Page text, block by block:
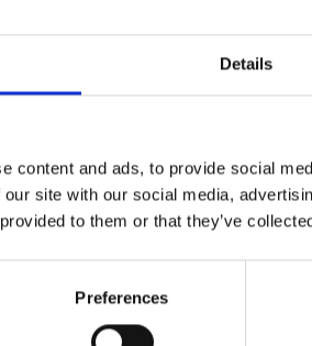
Details
content and ads, to provide social
site with our social media,
to them or that they’ve
Preferences
till i favoriter Lägg till i